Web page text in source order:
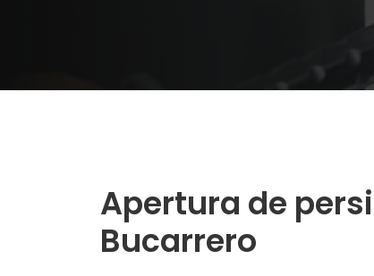
Apertura de
Bucarrero